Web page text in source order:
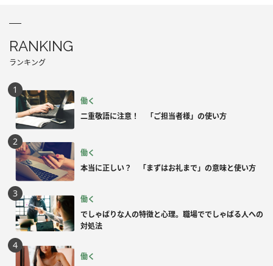
RANKING
ランキング
働く
二重敬語に注意！ 「ご担当者様」の使い方
働く
本当に正しい？ 「まずはお礼まで」の意味と使い方
働く
でしゃばりな人の特徴と心理。職場ででしゃばる人への
対処法
働く